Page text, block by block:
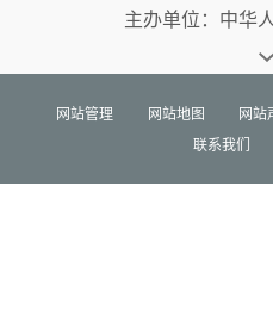
主办单位：中华
网站管理 网站地图 网站
联系我们